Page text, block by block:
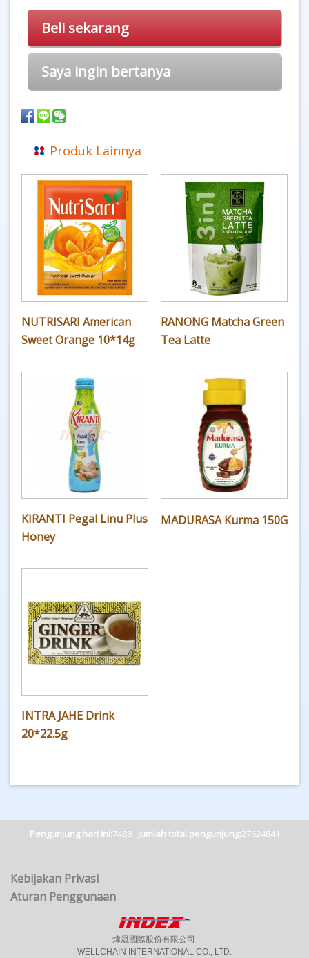
Beli sekarang
Saya ingin bertanya
Produk Lainnya
NUTRISARI American
Sweet Orange 10*14g
RANONG Matcha Green
Tea Latte
KIRANTI Pegal Linu Plus
Honey
MADURASA Kurma 150G
INTRA JAHE Drink
20*22.5g
Pengunjung hari ini:7488 Jumlah total pengunjung:27624841
Kebijakan Privasi
Aturan Penggunaan
煒晟國際股份有限公司
WELLCHAIN INTERNATIONAL CO., LTD.